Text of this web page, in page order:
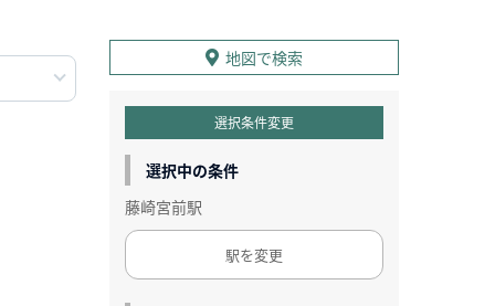
地図で検索
選択条件変更
選択中の条件
藤崎宮前駅
駅を変更